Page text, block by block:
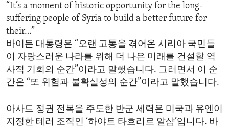
“It’s a moment of historic opportunity for the long-
suffering people of Syria to build a better future for
their…”
바이든 대통령은 “오랜 고통을 겪어온 시리아 국민들
이 자랑스러운 나라를 위해 더 나은 미래를 건설할 역
사적 기회의 순간”이라고 말했습니다. 그러면서 이 순
간은 “또 위험과 불확실성의 순간”이라고 말했습니다.
아사드 정권 전복을 주도한 반군 세력은 미국과 유엔이
지정한 테러 조직인 ‘하야트 타흐리르 알샴’입니다. 바